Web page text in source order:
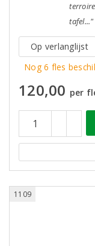
tafel..."
Op verlanglijst
Nog 6 fles
120,00 per
1109